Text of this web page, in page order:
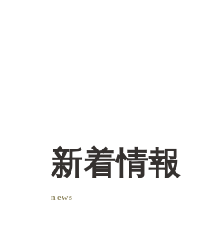
新着情報
news